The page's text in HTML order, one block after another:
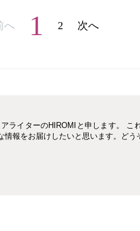
へ 1 2 次へ
ライターのHIROMIと申します。 こ
情報をお届けしたいと思います。どう